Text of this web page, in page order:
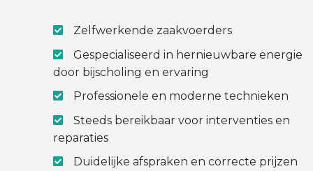
Zelfwerkende zaakvoerders
Gespecialiseerd in hernieuwbare energie
door bijscholing en ervaring
Professionele en moderne technieken
Steeds bereikbaar voor interventies en
reparaties
Duidelijke afspraken en correcte prijzen